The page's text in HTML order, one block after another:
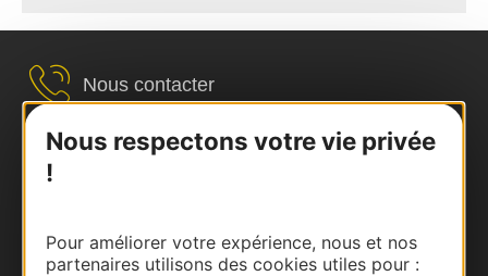
Nous respectons votre vie privée
!
Pour améliorer votre expérience, nous et nos
partenaires utilisons des cookies utiles pour :
Nous contacter
Carte interactive